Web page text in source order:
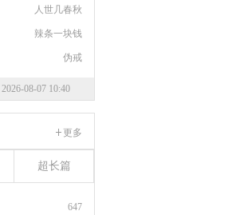
人世几春秋
辣条一块钱
伪戒
08-07 10:40
更多
超长篇
647